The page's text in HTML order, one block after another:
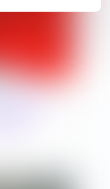
dire droit :
cour